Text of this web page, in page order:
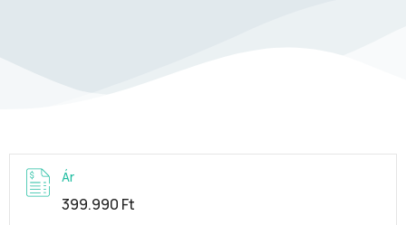
Ár
399.990 Ft